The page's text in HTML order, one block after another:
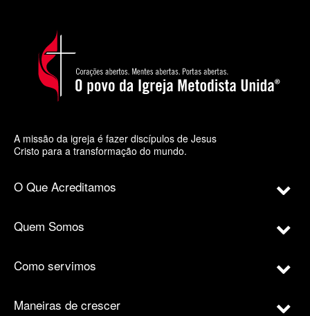
A missão da igreja é fazer discípulos de Jesus
Cristo para a transformação do mundo.
O Que Acreditamos
Quem Somos
Como servimos
Maneiras de crescer